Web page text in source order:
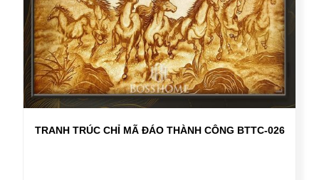
TRANH TRÚC CHỈ MÃ ĐÁO THÀNH CÔNG BTTC-026